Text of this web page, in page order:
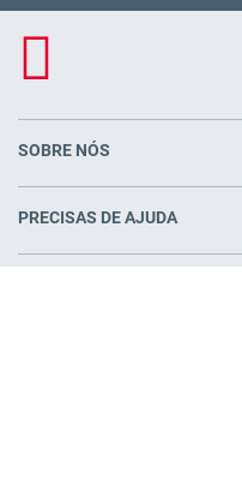
SOBRE NÓS
PRECISAS DE AJUDA